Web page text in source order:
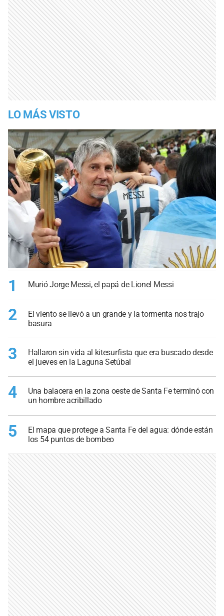
LO MÁS VISTO
1 Murió Jorge Messi, el papá de Lionel Messi
2
El viento se llevó a un grande y la tormenta nos trajo
basura
3
Hallaron sin vida al kitesurfista que era buscado desde
el jueves en la Laguna Setúbal
4
Una balacera en la zona oeste de Santa Fe terminó con
un hombre acribillado
5
El mapa que protege a Santa Fe del agua: dónde están
los 54 puntos de bombeo